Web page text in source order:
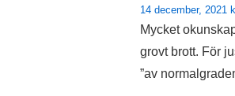
14 december, 2021
Mycket
grovt brott. För
”av